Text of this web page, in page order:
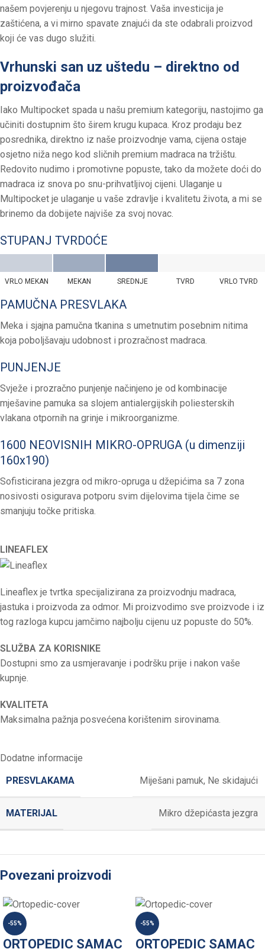
našem povjerenju u njegovu trajnost. Vaša investicija je
zaštićena, a vi mirno spavate znajući da ste odabrali proizvod
koji će vas dugo služiti.
Vrhunski san uz uštedu – direktno od
proizvođača
Iako Multipocket spada u našu premium kategoriju, nastojimo ga
učiniti dostupnim što širem krugu kupaca. Kroz prodaju bez
posrednika, direktno iz naše proizvodnje vama, cijena ostaje
osjetno niža nego kod sličnih premium madraca na tržištu.
Redovito nudimo i promotivne popuste, tako da možete doći do
madraca iz snova po snu-prihvatljivoj cijeni. Ulaganje u
Multipocket je ulaganje u vaše zdravlje i kvalitetu života, a mi se
brinemo da dobijete najviše za svoj novac.
STUPANJ TVRDOĆE
VRLO MEKAN MEKAN SREDNJE TVRD VRLO TVRD
PAMUČNA PRESVLAKA
Meka i sjajna pamučna tkanina s umetnutim posebnim nitima
koja poboljšavaju udobnost i prozračnost madraca.
PUNJENJE
Svježe i prozračno punjenje načinjeno je od kombinacije
mješavine pamuka sa slojem antialergijskih poliesterskih
vlakana otpornih na grinje i mikroorganizme.
1600 NEOVISNIH MIKRO-OPRUGA (u dimenziji
160x190)
Sofisticirana jezgra od mikro-opruga u džepićima sa 7 zona
nosivosti osigurava potporu svim dijelovima tijela čime se
smanjuju točke pritiska.
LINEAFLEX
Lineaflex je tvrtka specijalizirana za proizvodnju madraca,
jastuka i proizvoda za odmor. Mi proizvodimo sve proizvode i iz
tog razloga kupcu jamčimo najbolju cijenu uz popuste do 50%.
SLUŽBA ZA KORISNIKE
Dostupni smo za usmjeravanje i podršku prije i nakon vaše
kupnje.
KVALITETA
Maksimalna pažnja posvećena korištenim sirovinama.
Dodatne informacije
PRESVLAKAMA
Miješani pamuk, Ne skidajući
MATERIJAL Mikro džepićasta jezgra
Povezani proizvodi
-55%
ORTOPEDIC SAMAC
-55%
ORTOPEDIC SAMAC